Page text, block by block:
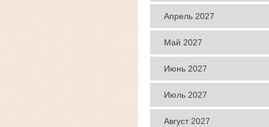
Апрель 2027
Май 2027
Июнь 2027
Июль 2027
Август 2027